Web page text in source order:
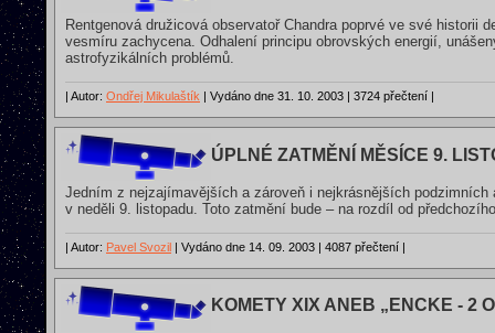
Rentgenová družicová observatoř Chandra poprvé ve své historii
vesmíru zachycena. Odhalení principu obrovských energií,
astrofyzikálních problémů.
| Autor: Ondřej Mikulaštík | Vydáno dne 31. 10. 2003 | 3724 přečtení |
ÚPLNÉ ZATMĚNÍ MĚSÍCE 9.
Jedním z nejzajímavějších a zároveň i nejkrásnějších
v neděli 9. listopadu. Toto zatmění bude – na rozdíl od
| Autor: Pavel Svozil | Vydáno dne 14. 09. 2003 | 4087 přečtení |
KOMETY XIX ANEB „ENCKE - 2